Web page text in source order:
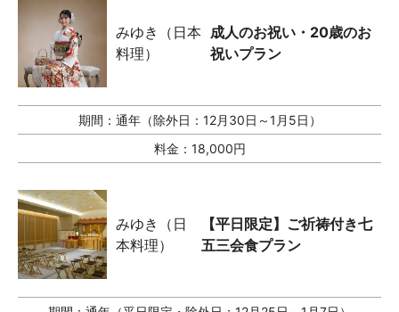
みゆき（日本
料理）
成人のお祝い・20歳のお
祝いプラン
期間： 通年（除外日：12月30日～1月5日）
料金： 18,000円
みゆき（日
本料理）
【平日限定】ご祈祷付き七
五三会食プラン